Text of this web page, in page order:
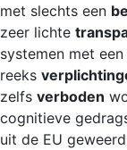
met slechts een
zeer lichte
systemen met een
reeks
zelfs verboden
cognitieve
uit de EU